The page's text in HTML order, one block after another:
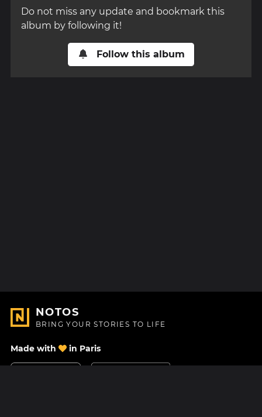
Do not miss any update and bookmark this
album by following it!
Follow this album
NOTOS
BRING YOUR STORIES TO LIFE
Made with in Paris